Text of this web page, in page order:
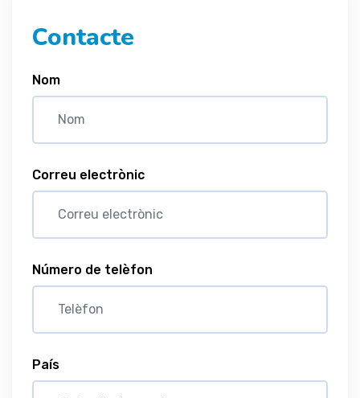
Contacte
Nom
Correu electrònic
Número de telèfon
País